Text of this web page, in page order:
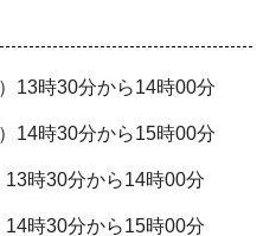
13時30分から14時00分
14時30分から15時00分
時30分から14時00分
時30分から15時00分